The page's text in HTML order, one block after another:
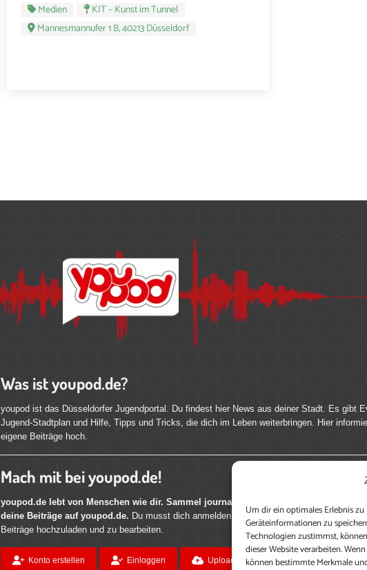
Um dir ein optimales Erlebnis
Geräteinformationen zu
Technologien zustimmst,
dieser Website verarbeiten.
können bestimmte Merkmale
Medien
KIT – Kunst im Tunnel
Mannesmannufer 1 B, 40213 Düsseldorf
Was ist youpod.de?
youpod ist das Düsseldorfer Jugendportal. Du findest hier News aus deiner Stadt. Es gibt
Jugend-Stadtplan und Hilfe, Tipps und Tricks, die dich im Leben weiterbringen. Hier
eigene Beiträge hoch.
Mach mit bei youpod.de!
youpod.de lebt von Menschen wie dir. Sammel journalistische Erfahrung, teile deine
deine Beiträge auf youpod.de. Du musst dich anmelden, um alle Funktionen nutzen zu
Beiträge hochzuladen und zu bearbeiten.
Konto erstellen Einloggen Upload ohne Login